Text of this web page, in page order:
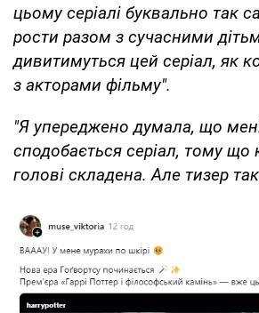
цьому серіалі буквально так
рости разом з сучасними
дивитимуться цей серіал, як
з акторами фільму".
"Я упереджено думала, що
сподобається серіал, тому що
голові складена. Але тизер